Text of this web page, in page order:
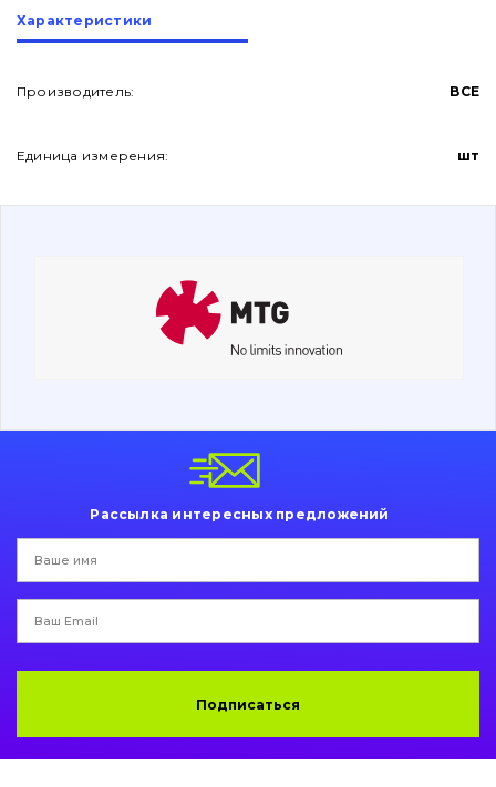
Вакансии
Ножи, режущие кромки
Защита (ковша, адаптера)
Пальци и втулки
Двигатель
написати
зателефонувати
Характеристики
Производитель: BCE
Единица измерения: шт
Рассылка интересных предложений
Подписаться